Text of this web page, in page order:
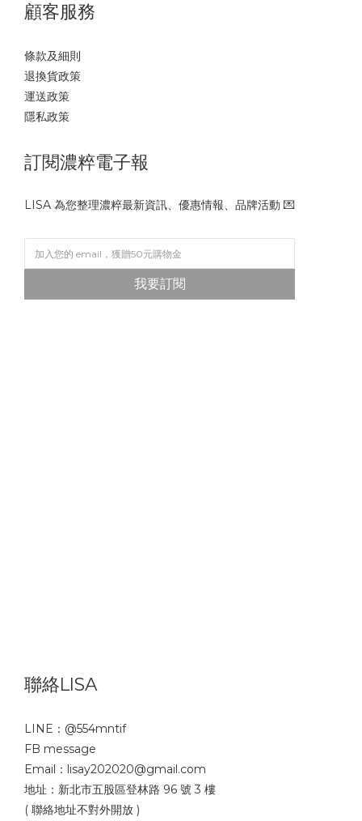
顧客服務
條款及細則
退換貨政策
運送政策
隱私政策
訂閱濃粹電子報
LISA 為您整理濃粹最新資訊、優惠情報、品牌活動 💌
我要訂閱
聯絡LISA
LINE： @554mntif
FB message
Email：lisay202020@gmail.com
地址：新北市五股區登林路 96 號 3 樓
( 聯絡地址不對外開放 )